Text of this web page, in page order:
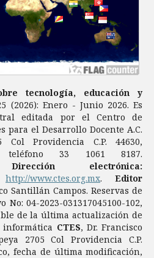
tecnología, educación y
(2026): Enero - Junio 2026. Es
editada por el Centro de
para el Desarrollo Docente A.C.
Col Providencia C.P. 44630,
teléfono 33 1061 8187.
Dirección electrónica:
http://www.ctes.org.mx. Editor
Santillán Campos. Reservas de
No: 04-2023-031317045100-102,
de la última actualización de
CTES, Dr. Francisco
2705 Col Providencia C.P.
fecha de última modificación,